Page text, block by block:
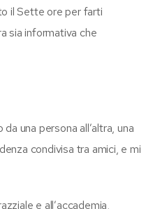
il Sette ore per farti
sia informativa che
una persona all’altra, una
condivisa tra amici, e mi
e all’accademia,